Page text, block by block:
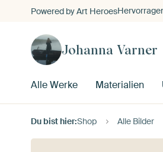
Powered by Art Heroes
Johanna Varner
Alle Werke Materialien
Du bist hier:Shop Alle Bilder